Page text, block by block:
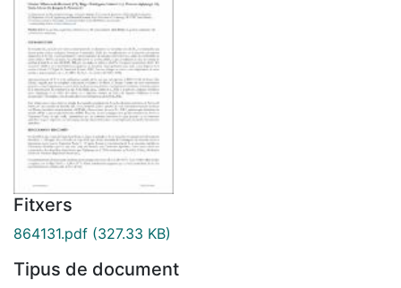
Fitxers
864131.pdf (327.33 KB)
Tipus de document